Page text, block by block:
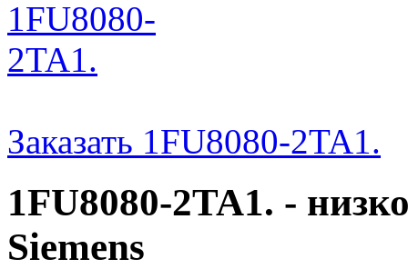
Заказать 1FU8080-2TA1.
1FU8080-2TA1. -
Siemens